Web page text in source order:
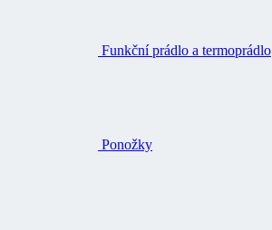
Funkční prádlo a termoprádlo
Ponožky